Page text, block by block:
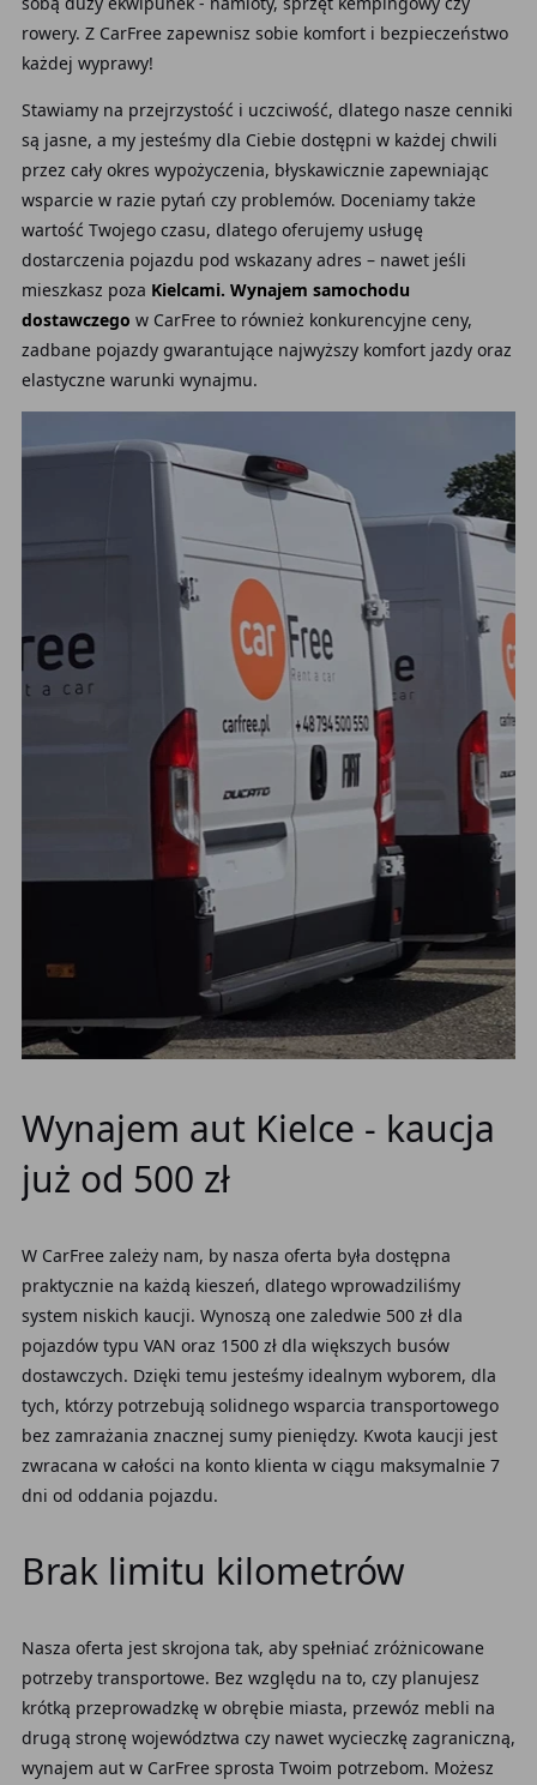
rowery. Z CarFree zapewnisz sobie komfort i bezpieczeństwo
każdej wyprawy!
Stawiamy na przejrzystość i uczciwość, dlatego nasze cenniki
są jasne, a my jesteśmy dla Ciebie dostępni w każdej chwili
przez cały okres wypożyczenia, błyskawicznie zapewniając
wsparcie w razie pytań czy problemów. Doceniamy także
wartość Twojego czasu, dlatego oferujemy usługę
dostarczenia pojazdu pod wskazany adres – nawet jeśli
mieszkasz poza Kielcami. Wynajem samochodu
dostawczego w CarFree to również konkurencyjne ceny,
zadbane pojazdy gwarantujące najwyższy komfort jazdy oraz
elastyczne warunki wynajmu.
Wynajem aut Kielce - kaucja
już od 500 zł
W CarFree zależy nam, by nasza oferta była dostępna
praktycznie na każdą kieszeń, dlatego wprowadziliśmy
system niskich kaucji. Wynoszą one zaledwie 500 zł dla
pojazdów typu VAN oraz 1500 zł dla większych busów
dostawczych. Dzięki temu jesteśmy idealnym wyborem, dla
tych, którzy potrzebują solidnego wsparcia transportowego
bez zamrażania znacznej sumy pieniędzy. Kwota kaucji jest
zwracana w całości na konto klienta w ciągu maksymalnie 7
dni od oddania pojazdu.
Brak limitu kilometrów
Nasza oferta jest skrojona tak, aby spełniać zróżnicowane
potrzeby transportowe. Bez względu na to, czy planujesz
krótką przeprowadzkę w obrębie miasta, przewóz mebli na
drugą stronę województwa czy nawet wycieczkę zagraniczną,
wynajem aut w CarFree sprosta Twoim potrzebom. Możesz